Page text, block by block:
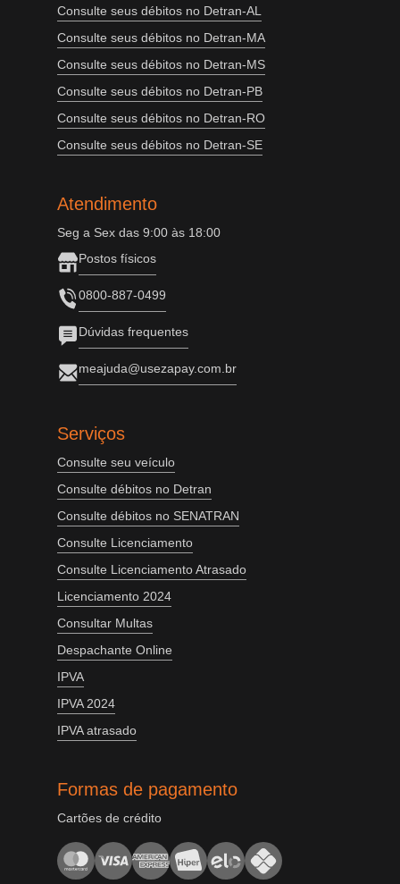
Consulte seus débitos no Detran-AL
Consulte seus débitos no Detran-MA
Consulte seus débitos no Detran-MS
Consulte seus débitos no Detran-PB
Consulte seus débitos no Detran-RO
Consulte seus débitos no Detran-SE
Atendimento
Seg a Sex das 9:00 às 18:00
Postos físicos
0800-887-0499
Dúvidas frequentes
meajuda@usezapay.com.br
Serviços
Consulte seu veículo
Consulte débitos no Detran
Consulte débitos no SENATRAN
Consulte Licenciamento
Consulte Licenciamento Atrasado
Licenciamento 2024
Consultar Multas
Despachante Online
IPVA
IPVA 2024
IPVA atrasado
Formas de pagamento
Cartões de crédito